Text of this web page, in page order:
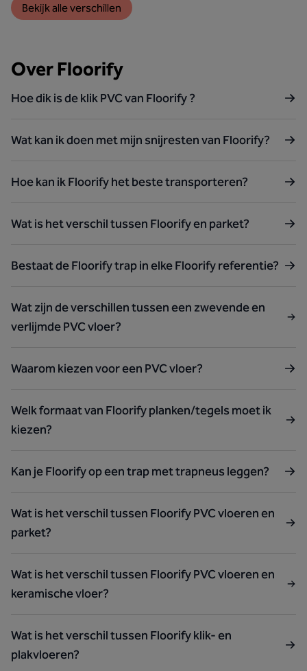
Bekijk alle verschillen
Over Floorify
Hoe dik is de klik PVC van Floorify ?
Wat kan ik doen met mijn snijresten van Floorify?
Hoe kan ik Floorify het beste transporteren?
Wat is het verschil tussen Floorify en parket?
Bestaat de Floorify trap in elke Floorify referentie?
Wat zijn de verschillen tussen een zwevende en
verlijmde PVC vloer?
Waarom kiezen voor een PVC vloer?
Welk formaat van Floorify planken/tegels moet ik
kiezen?
Kan je Floorify op een trap met trapneus leggen?
Wat is het verschil tussen Floorify PVC vloeren en
parket?
Wat is het verschil tussen Floorify PVC vloeren en
keramische vloer?
Wat is het verschil tussen Floorify klik- en
plakvloeren?